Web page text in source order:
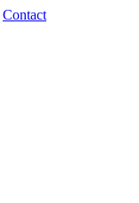
Contact